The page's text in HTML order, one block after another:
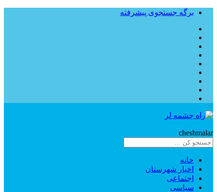
برگه جستجوی پیشرفته
cheshmalar
خانه
اخبار شهرستان
اجتماعی
سیاسی